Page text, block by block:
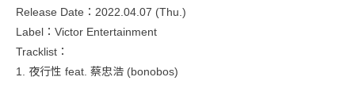
Release Date：2022.04.07 (Thu.)
Label：Victor Entertainment
Tracklist：
1. 夜行性 feat. 蔡忠浩 (bonobos)